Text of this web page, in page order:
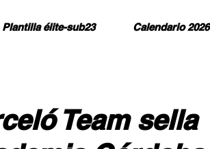
Plantilla élite-sub23 Calendario 2026
Team sella